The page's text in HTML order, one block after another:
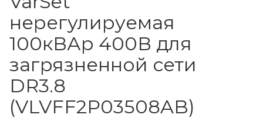
нерегулируемая
100кВАр 400В для
загрязненной сети
DR3.8
(VLVFF2P03508AB)